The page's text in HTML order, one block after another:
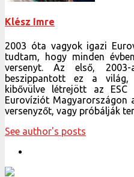
Klész Imre
2003 óta vagyok igazi
tudtam, hogy minden
versenyt. Az első,
beszippantott ez a
kibővülve létrejött az
Eurovíziót Magyarországon
versenyzőt, vagy próbálják
See author's posts